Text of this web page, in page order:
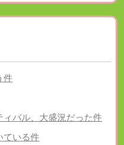
件
ィバル、大盛況だった件
ている件